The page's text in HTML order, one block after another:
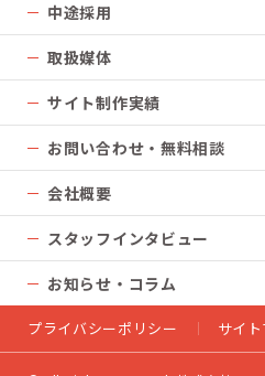
中途採用
取扱媒体
サイト制作実績
お問い合わせ・無料相談
会社概要
スタッフインタビュー
お知らせ・コラム
プライバシーポリシー サイ